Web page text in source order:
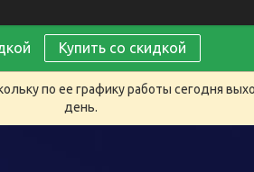
Купить со скидкой
по ее графику работы сегодня
день.